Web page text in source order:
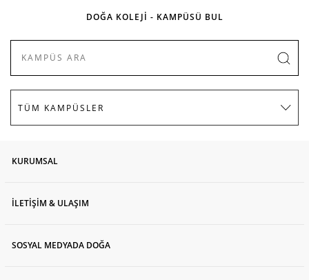
DOĞA KOLEJİ - KAMPÜSÜ BUL
KURUMSAL
İLETİŞİM & ULAŞIM
SOSYAL MEDYADA DOĞA